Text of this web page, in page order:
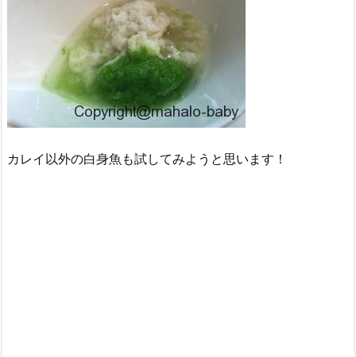
カレイ以外の白身魚も試してみようと思います！